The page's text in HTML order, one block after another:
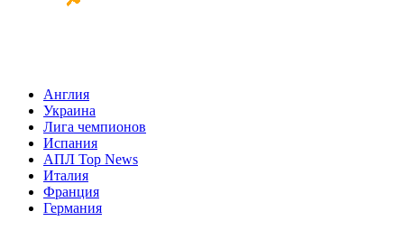
Англия
Украина
Лига чемпионов
Испания
АПЛ Top News
Италия
Франция
Германия